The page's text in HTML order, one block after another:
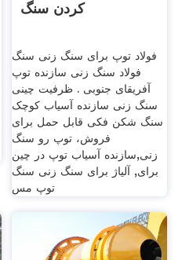
کردن سنگ
فولاد توپ برای سنگ زنی سنگ
فولاد سنگ زنی سازنده توپ
آفریقای جنوبی . ظرفیت چینی
سنگ زنی سازنده آسیاب کوچک
سنگ شکن فکی قابل حمل برای
فروش، توپ رو سنگ
زنی,سازنده آسیاب توپ در چین
برای, آلیاژ برای سنگ زنی سنگ
توپ مس